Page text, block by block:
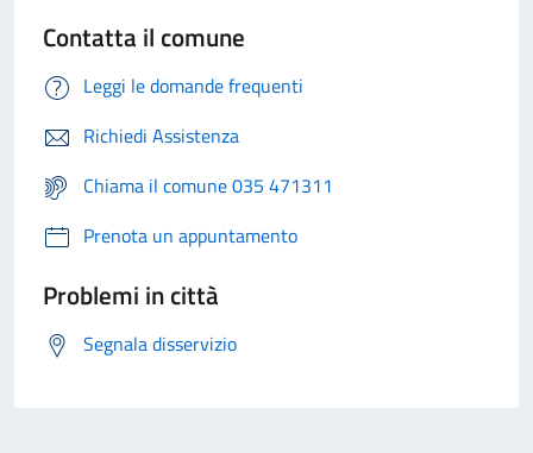
Contatta il comune
Leggi le domande frequenti
Richiedi Assistenza
Chiama il comune 035 471311
Prenota un appuntamento
Problemi in città
Segnala disservizio